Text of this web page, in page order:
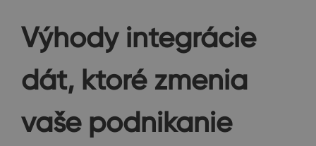
Výhody integrácie
dát, ktoré zmenia
vaše podnikanie